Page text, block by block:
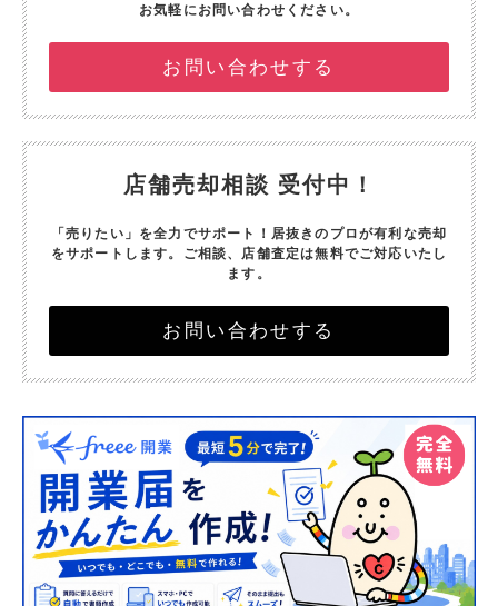
お気軽にお問い合わせください。
お問い合わせする
店舗売却相談 受付中！
「売りたい」を全力でサポート！ 居抜きのプロが有利な売却
をサポートします。 ご相談、店舗査定は無料でご対応いたし
ます。
お問い合わせする